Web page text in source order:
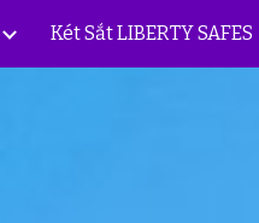
Skip to navigation
Két Sắt LIBERTY SAFES